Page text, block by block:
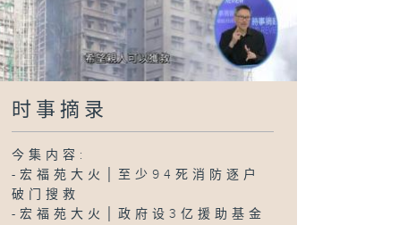
时事摘录
今集内容:
-宏福苑大火│至少94死消防逐户
破门搜救
-宏福苑大火│政府设3亿援助基金